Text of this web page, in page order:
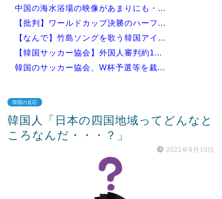
中国の海水浴場の映像があまりにも・...
【批判】ワールドカップ決勝のハーフ...
【なんで】竹島ソングを歌う韓国アイ...
【韓国サッカー協会】外国人審判約1...
韓国のサッカー協会、W杯予選等を裁...
Powered by livedoor 相互RSS
韓国の反応
韓国人「日本の四国地域ってどんなと
ころなんだ・・・？」
2021年9月10日